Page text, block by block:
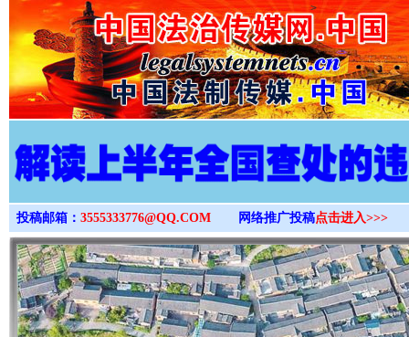
>
投稿邮箱： 3555333776@QQ.COM 网络推广投稿点击进入>>>